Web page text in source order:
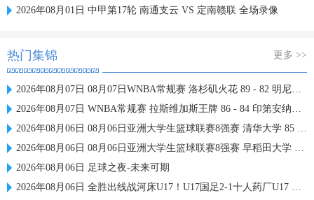
2026年08月01日 中甲第17轮 南通支云 VS 定南赣联 全场录像
热门集锦 更多 >>
2026年08月07日 08月07日WNBA常规赛 洛杉矶火花 89 - 82 明尼苏达山猫 全场集锦
2026年08月07日 WNBA常规赛 拉斯维加斯王牌 86 - 84 印第安纳狂热 全场集锦
2026年08月06日 08月06日亚洲大学生篮球联赛8强赛 清华大学 85 - 81 菲律宾大学 集锦
2026年08月06日 08月06日亚洲大学生篮球联赛8强赛 早稻田大学 78 - 71 高丽大学 集锦
2026年08月06日 足球之夜-未来可期
2026年08月06日 全胜出线战河床U17！U17国足2-1十人药厂U17 赵松源登场1分钟传射